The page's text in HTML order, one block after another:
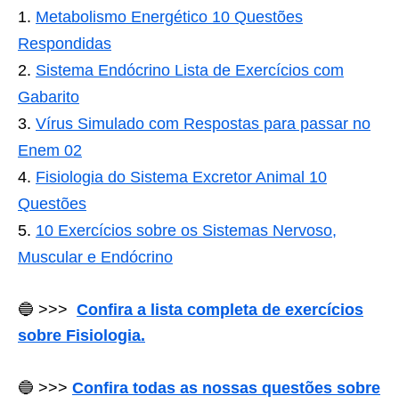
Metabolismo Energético 10 Questões
Respondidas
Sistema Endócrino Lista de Exercícios com
Gabarito
Vírus Simulado com Respostas para passar no
Enem 02
Fisiologia do Sistema Excretor Animal 10
Questões
10 Exercícios sobre os Sistemas Nervoso,
Muscular e Endócrino
🔵 >>> Confira a lista completa de exercícios
sobre Fisiologia.
🔵 >>> Confira todas as nossas questões sobre